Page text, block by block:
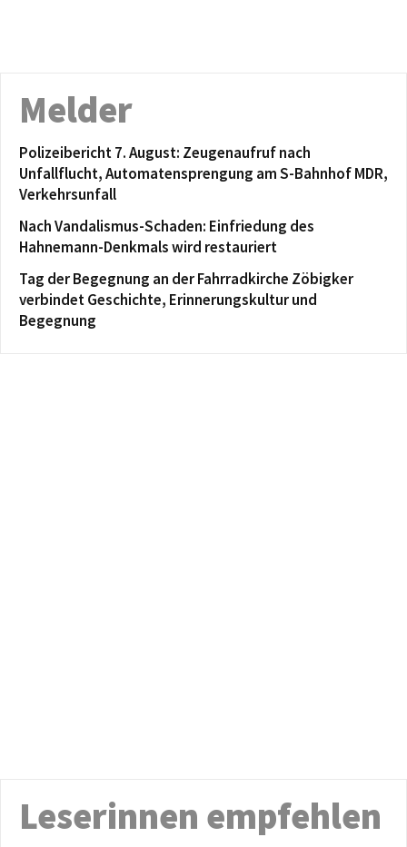
Melder
Polizeibericht 7. August: Zeugenaufruf nach
Unfallflucht, Automatensprengung am S-Bahnhof MDR,
Verkehrsunfall
Nach Vandalismus-Schaden: Einfriedung des
Hahnemann-Denkmals wird restauriert
Tag der Begegnung an der Fahrradkirche Zöbigker
verbindet Geschichte, Erinnerungskultur und
Begegnung
Leserinnen empfehlen